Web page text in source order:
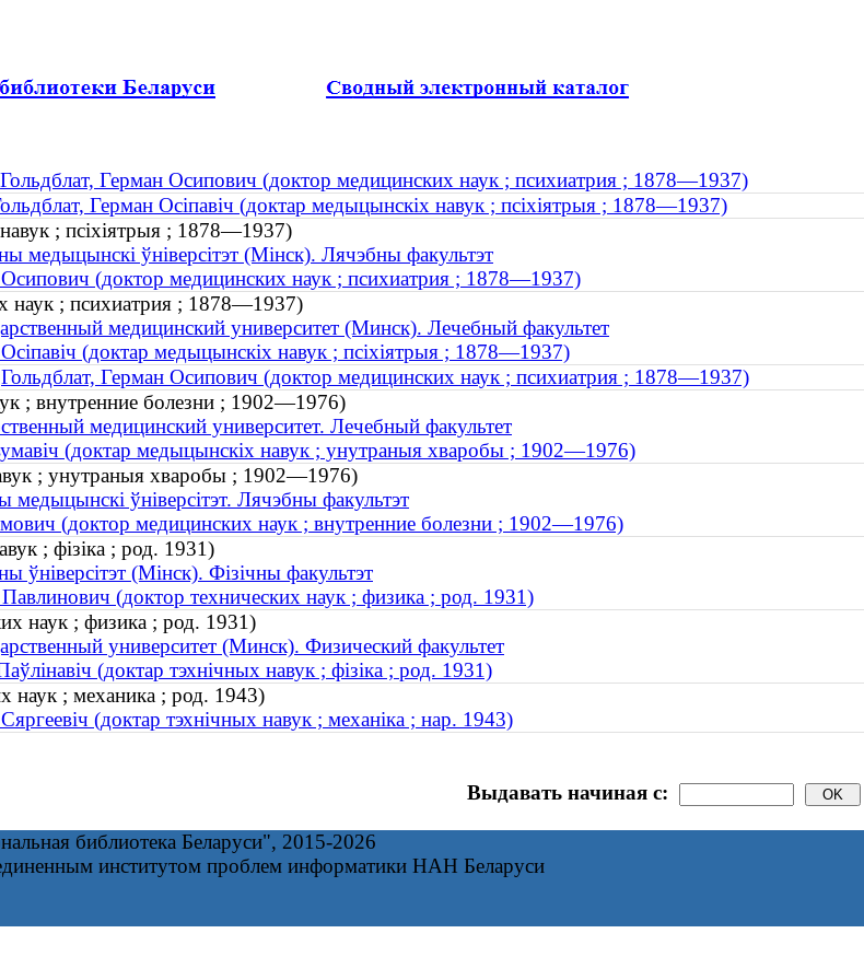
Гольдблат, Герман Осипович (доктор медицинских наук ; психиатрия ; 1878—1937)
Герман Осіпавіч (доктар медыцынскіх навук ; псіхіятрыя ; 1878—1937)
; псіхіятрыя ; 1878—1937)
медыцынскі ўніверсітэт (Мінск). Лячэбны факультэт
Осипович (доктор медицинских наук ; психиатрия ; 1878—1937)
наук ; психиатрия ; 1878—1937)
медицинский университет (Минск). Лечебный факультет
(доктар медыцынскіх навук ; псіхіятрыя ; 1878—1937)
Гольдблат, Герман Осипович (доктор медицинских наук ; психиатрия ; 1878—1937)
; внутренние болезни ; 1902—1976)
медицинский университет. Лечебный факультет
(доктар медыцынскіх навук ; унутраныя хваробы ; 1902—1976)
; унутраныя хваробы ; 1902—1976)
медыцынскі ўніверсітэт. Лячэбны факультэт
(доктор медицинских наук ; внутренние болезни ; 1902—1976)
; фізіка ; род. 1931)
ўніверсітэт (Мінск). Фізічны факультэт
(доктор технических наук ; физика ; род. 1931)
наук ; физика ; род. 1931)
университет (Минск). Физический факультет
(доктар тэхнічных навук ; фізіка ; род. 1931)
наук ; механика ; род. 1943)
(доктар тэхнічных навук ; механіка ; нар. 1943)
Выдавать начиная с:
библиотека Беларуси", 2015-2026
институтом проблем информатики НАН Беларуси